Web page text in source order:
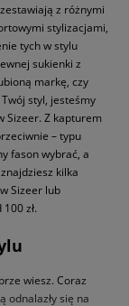
z różnymi
stylizacjami,
tych w stylu
sukienki z
markę, czy
styl, jesteśmy
Sizeer. Z kapturem
– typu
fason wybrać, a
kilka
Sizeer lub
zł.
wiesz. Coraz
odnalazły się na